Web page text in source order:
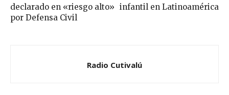
declarado en «riesgo alto»
por Defensa Civil
infantil en Latinoamérica
Radio Cutivalú